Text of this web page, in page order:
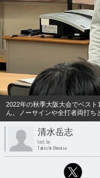
2022年の秋季大阪大会でベス
ん。ノーサインや全打者両打ち
清水岳志
text by
Takeshi Shimizu